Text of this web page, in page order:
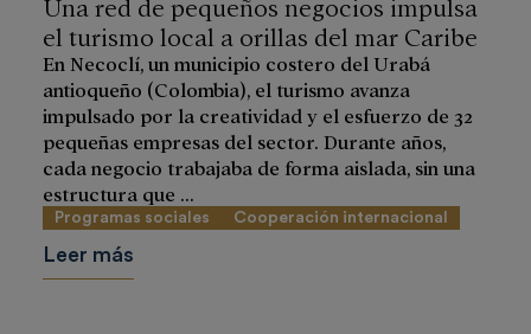
el turismo local a orillas del mar Caribe
En Necoclí, un municipio costero del Urabá
antioqueño (Colombia), el turismo avanza
impulsado por la creatividad y el esfuerzo de 32
pequeñas empresas del sector. Durante años,
cada negocio trabajaba de forma aislada, sin una
estructura que ...
Programas sociales Cooperación internacional
Leer más